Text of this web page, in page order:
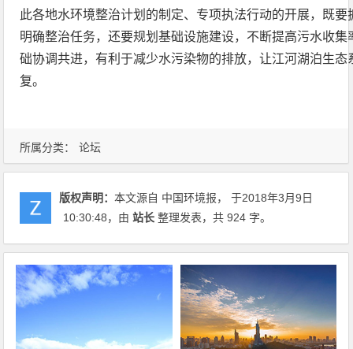
所属分类： 论坛
此各地水环境整治计划的制定、专项执法行动的开展，既
明确整治任务，还要规划基础设施建设，不断提高污水收
础协调共进，有利于减少水污染物的排放，让江河湖泊生
复。
版权声明：本文源自 中国环境报， 于2018年3月9日
10:30:48，由站长 整理发表，共 924 字。